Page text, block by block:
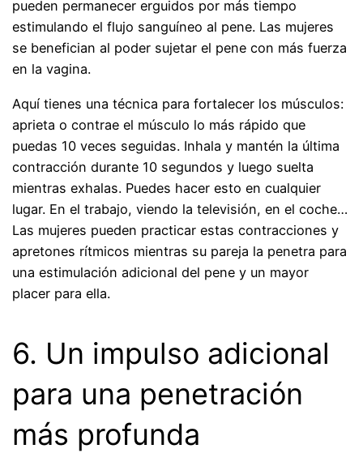
pueden permanecer erguidos por más tiempo
estimulando el flujo sanguíneo al pene. Las mujeres
se benefician al poder sujetar el pene con más fuerza
en la vagina.
Aquí tienes una técnica para fortalecer los músculos:
aprieta o contrae el músculo lo más rápido que
puedas 10 veces seguidas. Inhala y mantén la última
contracción durante 10 segundos y luego suelta
mientras exhalas. Puedes hacer esto en cualquier
lugar. En el trabajo, viendo la televisión, en el coche…
Las mujeres pueden practicar estas contracciones y
apretones rítmicos mientras su pareja la penetra para
una estimulación adicional del pene y un mayor
placer para ella.
6. Un impulso adicional
para una penetración
más profunda